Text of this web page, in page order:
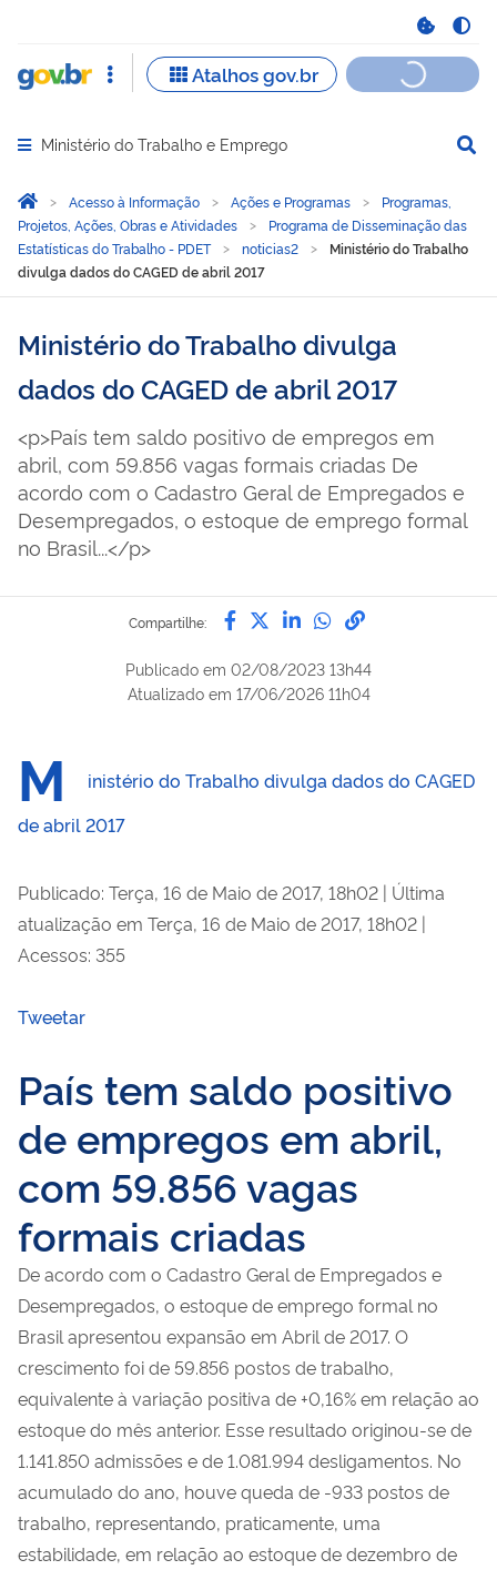
Abrir menu principal de navegação
Ministério do Trabalho e Emprego
Você está aqui:
Página Inicial
Acesso à Informação Ações e Programas
Programas,
Projetos, Ações, Obras e Atividades
Programa de Disseminação das
Estatísticas do Trabalho - PDET
noticias2
Ministério do Trabalho
divulga dados do CAGED de abril 2017
Ministério do Trabalho divulga
dados do CAGED de abril 2017
<p>País tem saldo positivo de empregos em
abril, com 59.856 vagas formais criadas De
acordo com o Cadastro Geral de Empregados e
Desempregados, o estoque de emprego formal
no Brasil...</p>
Compartilhe: Compartilhe por Facebook
Compartilhe por Twitter
Compartilhe por
Compartilhe
link para
Publicado em 02/08/2023 13h44
Atualizado em 17/06/2026 11h04
M
inistério do Trabalho divulga dados do CAGED
de abril 2017
Publicado: Terça, 16 de Maio de 2017, 18h02 | Última
atualização em Terça, 16 de Maio de 2017, 18h02 |
Acessos: 355
Tweetar
País tem saldo positivo
de empregos em abril,
com 59.856 vagas
formais criadas
De acordo com o Cadastro Geral de Empregados e
Desempregados, o estoque de emprego formal no
Brasil apresentou expansão em Abril de 2017. O
crescimento foi de 59.856 postos de trabalho,
equivalente à variação positiva de +0,16% em relação ao
estoque do mês anterior. Esse resultado originou-se de
1.141.850 admissões e de 1.081.994 desligamentos. No
acumulado do ano, houve queda de -933 postos de
trabalho, representando, praticamente, uma
estabilidade, em relação ao estoque de dezembro de